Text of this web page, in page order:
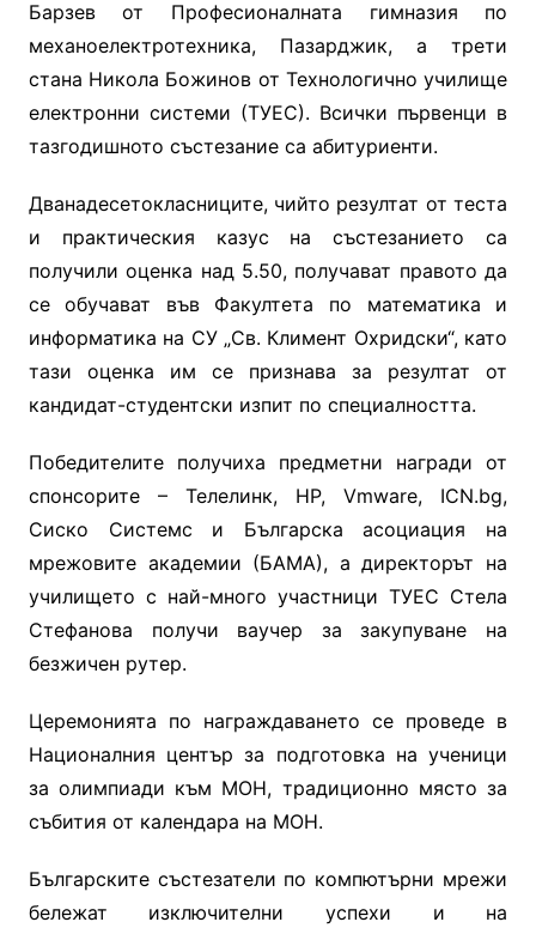
Барзев от Професионалната гимназия по
механоелектротехника, Пазарджик, а трети
стана Никола Божинов от Технологично училище
електронни системи (ТУЕС). Всички първенци в
тазгодишното състезание са абитуриенти.
Дванадесетокласниците, чийто резултат от теста
и практическия казус на състезанието са
получили оценка над 5.50, получават правото да
се обучават във Факултета по математика и
информатика на СУ „Св. Климент Охридски“, като
тази оценка им се признава за резултат от
кандидат-студентски изпит по специалността.
Победителите получиха предметни награди от
спонсорите – Телелинк, HP, Vmware, ICN.bg,
Сиско Системс и Българска асоциация на
мрежовите академии (БАМА), а директорът на
училището с най-много участници ТУЕС Стела
Стефанова получи ваучер за закупуване на
безжичен рутер.
Церемонията по награждаването се проведе в
Националния център за подготовка на ученици
за олимпиади към МОН, традиционно място за
събития от календара на МОН.
Българските състезатели по компютърни мрежи
бележат изключителни успехи и на